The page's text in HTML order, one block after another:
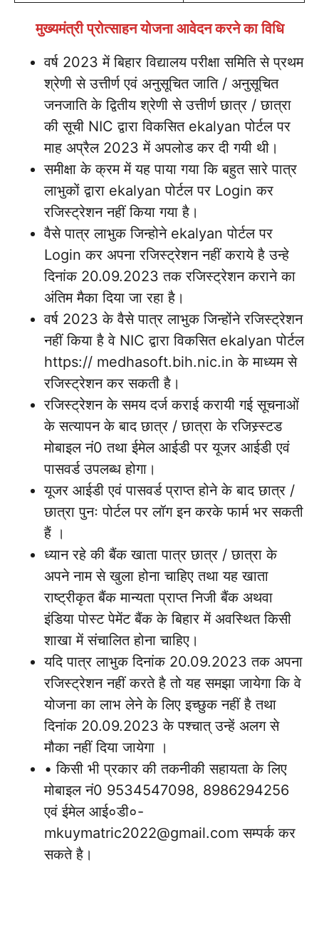
मुख्यमंत्री प्रोत्साहन योजना आवेदन करने का विधि
वर्ष 2023 में बिहार विद्यालय परीक्षा समिति से प्रथम
श्रेणी से उत्तीर्ण एवं अनुसूचित जाति / अनुसूचित
जनजाति के द्वितीय श्रेणी से उत्तीर्ण छात्र / छात्रा
की सूची NIC द्वारा विकसित ekalyan पोर्टल पर
माह अप्रैल 2023 में अपलोड कर दी गयी थी।
समीक्षा के क्रम में यह पाया गया कि बहुत सारे पात्र
लाभुकों द्वारा ekalyan पोर्टल पर Login कर
रजिस्ट्रेशन नहीं किया गया है।
वैसे पात्र लाभुक जिन्होने ekalyan पोर्टल पर
Login कर अपना रजिस्ट्रेशन नहीं कराये है उन्हे
दिनांक 20.09.2023 तक रजिस्ट्रेशन कराने का
अंतिम मैका दिया जा रहा है।
वर्ष 2023 के वैसे पात्र लाभुक जिन्होंने रजिस्ट्रेशन
नहीं किया है वे NIC द्वारा विकसित ekalyan पोर्टल
https:// medhasoft.bih.nic.in के माध्यम से
रजिस्ट्रेशन कर सकती है।
रजिस्ट्रेशन के समय दर्ज कराई करायी गई सूचनाओं
के सत्यापन के बाद छात्र / छात्रा के रजिस्र्स्टड
मोबाइल नं0 तथा ईमेल आईडी पर यूजर आईडी एवं
पासवर्ड उपलब्ध होगा।
यूजर आईडी एवं पासवर्ड प्राप्त होने के बाद छात्र /
छात्रा पुनः पोर्टल पर लॉग इन करके फार्म भर सकती
हैं ।
ध्यान रहे की बैंक खाता पात्र छात्र / छात्रा के
अपने नाम से खुला होना चाहिए तथा यह खाता
राष्ट्रीकृत बैंक मान्यता प्राप्त निजी बैंक अथवा
इंडिया पोस्ट पेमेंट बैंक के बिहार में अवस्थित किसी
शाखा में संचालित होना चाहिए।
यदि पात्र लाभुक दिनांक 20.09.2023 तक अपना
रजिस्ट्रेशन नहीं करते है तो यह समझा जायेगा कि वे
योजना का लाभ लेने के लिए इच्छुक नहीं है तथा
दिनांक 20.09.2023 के पश्चात् उन्हें अलग से
मौका नहीं दिया जायेगा ।
• किसी भी प्रकार की तकनीकी सहायता के लिए
मोबाइल नं0 9534547098, 8986294256
एवं ईमेल आई०डी०-
mkuymatric2022@gmail.com सम्पर्क कर
सकते है।